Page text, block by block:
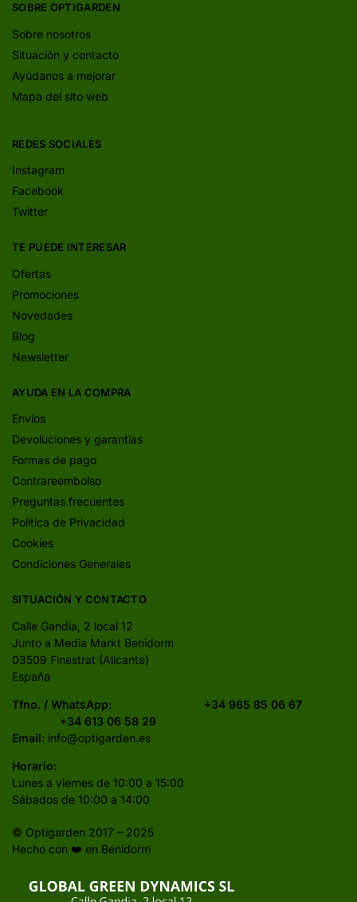
SOBRE OPTIGARDEN
Sobre nosotros
Situación y contacto
Ayúdanos a mejorar
Mapa del sito web
REDES SOCIALES
Instagram
Facebook
Twitter
TE PUEDE INTERESAR
Ofertas
Promociones
Novedades
Blog
Newsletter
AYUDA EN LA COMPRA
Envíos
Devoluciones y garantías
Formas de pago
Contrareembolso
Preguntas frecuentes
Política de Privacidad
Cookies
Condiciones Generales
SITUACIÓN Y CONTACTO
Calle Gandia, 2 local 12
Junto a Media Markt Benidorm
03509 Finestrat (Alicante)
España
Tfno. / WhatsApp: +34 965 85 06 67
+34 613 06 58 29
Email: info@optigarden.es
Horario:
Lunes a viernes de 10:00 a 15:00
Sábados de 10:00 a 14:00
© Optigarden 2017 – 2025
Hecho con ❤️ en Benidorm